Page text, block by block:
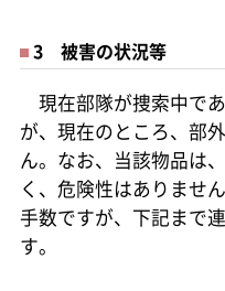
3 被害の状況等
現在部隊が捜索中で
が、現在のところ、部
ん。なお、当該物品は
く、危険性はありませ
手数ですが、下記まで
す。